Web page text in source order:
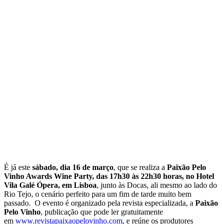
É já este sábado, dia 16 de março, que se realiza a Paixão Pelo
Vinho Awards Wine Party, das 17h30 às 22h30 horas, no Hotel
Vila Galé Ópera, em Lisboa, junto às Docas, ali mesmo ao lado do
Rio Tejo, o cenário perfeito para um fim de tarde muito bem
passado. O evento é organizado pela revista especializada, a Paixão
Pelo Vinho, publicação que pode ler gratuitamente
em www.revistapaixaopelovinho.com, e reúne os produtores